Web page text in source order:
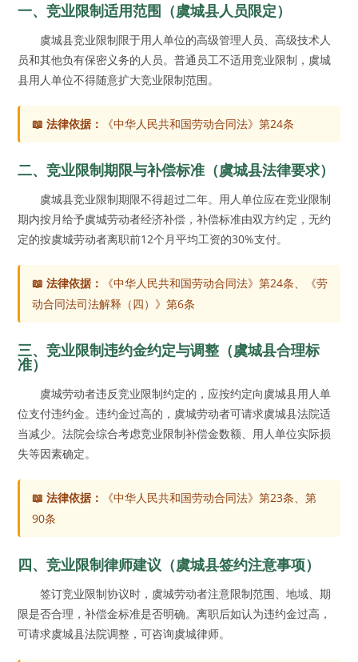
一、竞业限制适用范围（虞城县人员限定）
虞城县竞业限制限于用人单位的高级管理人员、高级技术人
员和其他负有保密义务的人员。普通员工不适用竞业限制，虞城
县用人单位不得随意扩大竞业限制范围。
📖 法律依据： 《中华人民共和国劳动合同法》第24条
二、竞业限制期限与补偿标准（虞城县法律要求）
虞城县竞业限制期限不得超过二年。用人单位应在竞业限制
期内按月给予虞城劳动者经济补偿，补偿标准由双方约定，无约
定的按虞城劳动者离职前12个月平均工资的30%支付。
📖 法律依据：
《中华人民共和国劳动合同法》第24条、《劳
动合同法司法解释（四）》第6条
三、竞业限制违约金约定与调整（虞城县合理标
准）
虞城劳动者违反竞业限制约定的，应按约定向虞城县用人单
位支付违约金。违约金过高的，虞城劳动者可请求虞城县法院适
当减少。法院会综合考虑竞业限制补偿金数额、用人单位实际损
失等因素确定。
📖 法律依据：
《中华人民共和国劳动合同法》第23条、第
90条
四、竞业限制律师建议（虞城县签约注意事项）
签订竞业限制协议时，虞城劳动者注意限制范围、地域、期
限是否合理，补偿金标准是否明确。离职后如认为违约金过高，
可请求虞城县法院调整，可咨询虞城律师。